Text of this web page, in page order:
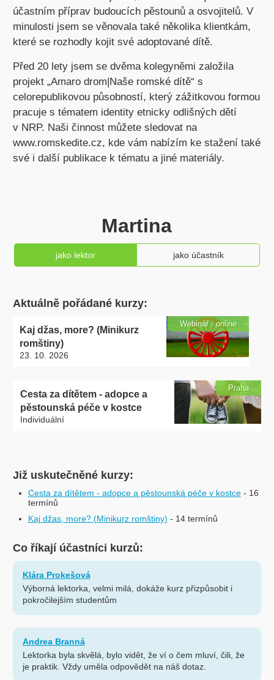
účastním příprav budoucích pěstounů a osvojitelů. V
minulosti jsem se věnovala také několika klientkám,
které se rozhodly kojit své adoptované dítě.
Před 20 lety jsem se dvěma kolegyněmi založila
projekt „Amaro drom|Naše romské dítě“ s
celorepublikovou působností, který zážitkovou formou
pracuje s tématem identity etnicky odlišných dětí
v NRP. Naši činnost můžete sledovat na
www.romskedite.cz, kde vám nabízím ke stažení také
své i další publikace k tématu a jiné materiály.
Martina
jako lektor jako účastník
Aktuálně pořádané kurzy:
Kaj džas, more? (Minikurz
romštiny)
23. 10. 2026
Webinář - online
Cesta za dítětem - adopce a
pěstounská péče v kostce
Individuální
Praha
Již uskutečněné kurzy:
Cesta za dítětem - adopce a pěstounská péče v kostce - 16
termínů
Kaj džas, more? (Minikurz romštiny) - 14 termínů
Co říkají účastníci kurzů:
Klára Prokešová
Výborná lektorka, velmi milá, dokáže kurz přizpůsobit i
pokročilejším studentům
Andrea Branná
Lektorka byla skvělá, bylo vidět, že ví o čem mluví, čili, že
je praktik. Vždy uměla odpovědět na náš dotaz.